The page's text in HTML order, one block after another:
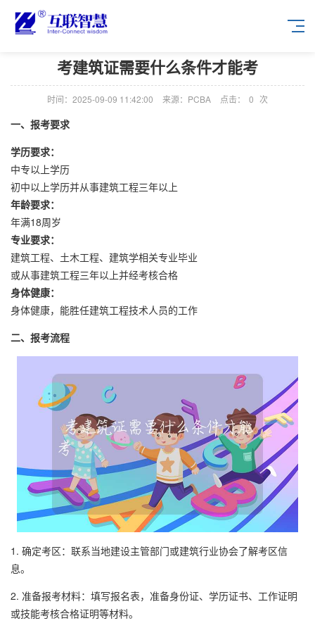
考建筑证需要什么条件才能考
时间：2025-09-09 11:42:00 来源：PCBA 点击： 0 次
一、报考要求
学历要求：
中专以上学历
初中以上学历并从事建筑工程三年以上
年龄要求：
年满18周岁
专业要求：
建筑工程、土木工程、建筑学相关专业毕业
或从事建筑工程三年以上并经考核合格
身体健康：
身体健康，能胜任建筑工程技术人员的工作
二、报考流程
1. 确定考区：联系当地建设主管部门或建筑行业协会了解考区信
息。
2. 准备报考材料：填写报名表，准备身份证、学历证书、工作证明
或技能考核合格证明等材料。